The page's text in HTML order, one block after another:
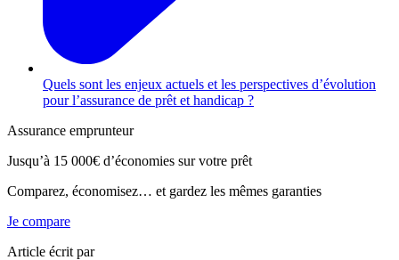
Quels sont les enjeux actuels et les perspectives d’évolution
pour l’assurance de prêt et handicap ?
Assurance emprunteur
Jusqu’à 15 000€ d’économies sur votre prêt
Comparez, économisez… et gardez les mêmes garanties
Je compare
Article écrit par